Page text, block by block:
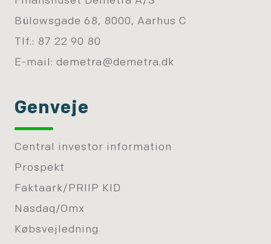
Bülowsgade 68, 8000, Aarhus C
Tlf.: 87 22 90 80
E-mail: demetra@demetra.dk
Genveje
Central investor information
Prospekt
Faktaark/PRIIP KID
Nasdaq/Omx
Købsvejledning